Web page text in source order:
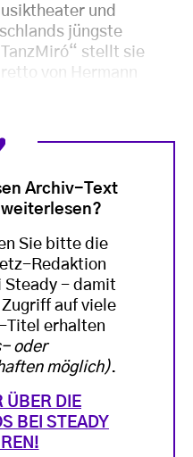
und
jüngste
stellt sie
von Hermann
Archiv-Text
Sie bitte die
Redaktion
Steady - damit
auf viele
Titel erhalten
oder
möglich).
ÜBER DIE
BEI STEADY